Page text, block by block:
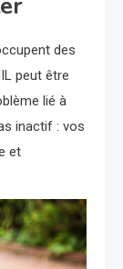
des
peut être
lié à
inactif : vos
et